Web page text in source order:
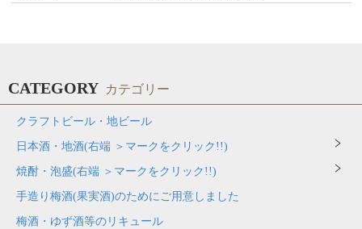
CATEGORY カテゴリー
クラフトビール・地ビール
日本酒・地酒(右端 ＞マークをクリック!!)
焼酎・泡盛(右端 ＞マークをクリック!!)
手造り梅酒(果実酒)のためにご用意しました
梅酒・ゆず酒等のリキュール